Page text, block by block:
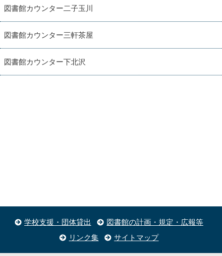
図書館カウンター二子玉川
図書館カウンター三軒茶屋
図書館カウンター下北沢
学校支援・団体貸出
図書館の計画・規定・広報等
リンク集
サイトマップ